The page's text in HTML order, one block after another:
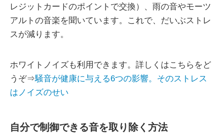
レジットカードのポイントで交換）、雨の音やモーツ
アルトの音楽を聞いています。これで、だいぶストレ
スが減ります。
ホワイトノイズも利用できます。詳しくはこちらをど
うぞ⇒騒音が健康に与える6つの影響。そのストレス
はノイズのせい
自分で制御できる音を取り除く方法